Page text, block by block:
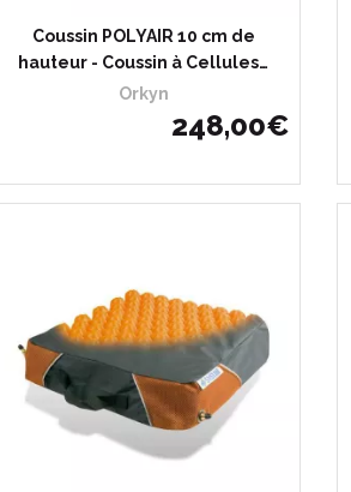
Coussin POLYAIR 10 cm de
hauteur - Coussin à Cellules…
Orkyn
248,00€